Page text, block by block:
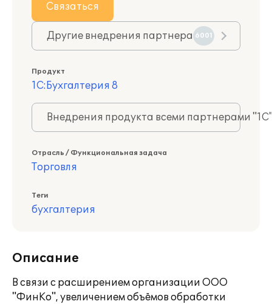
Связаться
Другие внедрения партнера 6001
Продукт
1С:Бухгалтерия 8
Внедрения продукта всеми партнерами
Отрасль / Функциональная задача
Торговля
Теги
бухгалтерия
Описание
В связи с расширением организации ООО
"ФинКо", увеличением объёмов обработки